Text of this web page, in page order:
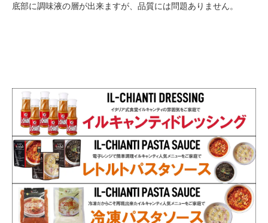
底部に調味液の層が出来ますが、品質には問題ありません。